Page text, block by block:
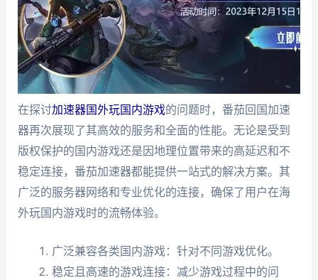
在探讨加速器国外玩国内游戏的问题时，番茄回国加速
器再次展现了其高效的服务和全面的性能。无论是受到
版权保护的国内游戏还是因地理位置带来的高延迟和不
稳定连接，番茄加速器都能提供一站式的解决方案。其
广泛的服务器网络和专业优化的连接，确保了用户在海
外玩国内游戏时的流畅体验。
广泛兼容各类国内游戏：针对不同游戏优化。
稳定且高速的游戏连接：减少游戏过程中的问